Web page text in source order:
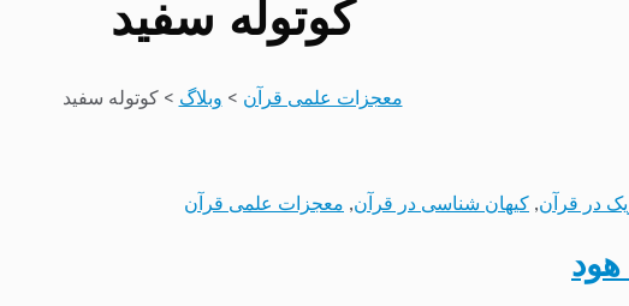
کوتوله سفید
معجزات علمی قرآن > وبلاگ > کوتوله سفید
در قرآن, کیهان شناسی در قرآن, معجزات علمی قرآن
هود